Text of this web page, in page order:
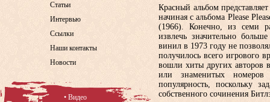
Красный альбом
начиная с альбома Please
(1966). Конечно, из семи
извлечь значительно
винил в 1973 году не
получилось всего игрового
вошли хиты других авторов
или знаменитых
популярность, поскольку
собственного сочинения
Статьи
Интервью
Ссылки
Наши контакты
Новости
• Видео